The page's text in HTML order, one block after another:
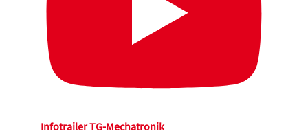
Infotrailer TG-Mechatronik